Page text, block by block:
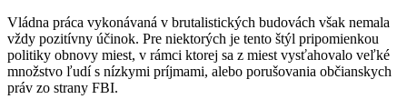
Vládna práca vykonávaná v brutalistických budovách však nemala
vždy pozitívny účinok. Pre niektorých je tento štýl pripomienkou
politiky obnovy miest, v rámci ktorej sa z miest vysťahovalo veľké
množstvo ľudí s nízkymi príjmami, alebo porušovania občianskych
práv zo strany FBI.